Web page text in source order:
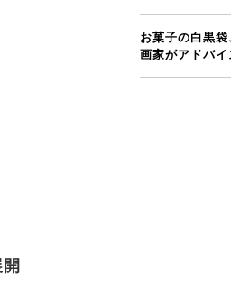
開
お菓子の白黒
画家がアドバ